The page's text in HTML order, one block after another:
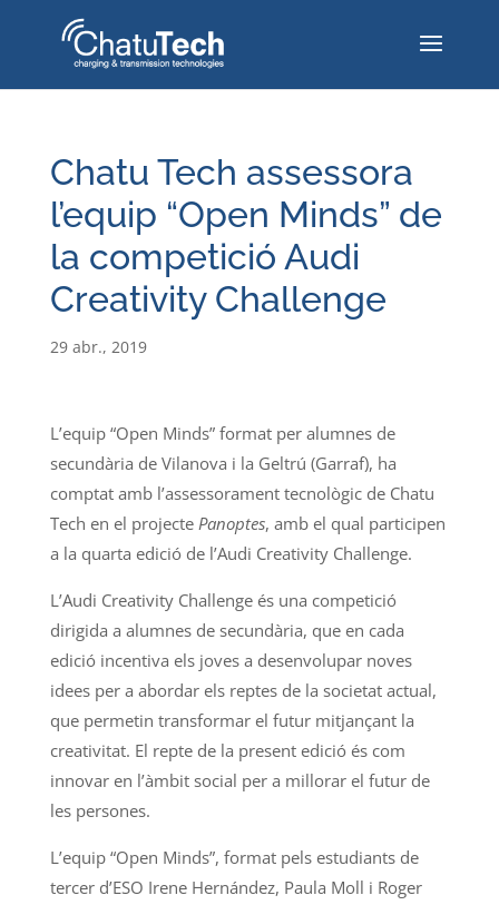
Chatu Tech assessora
l’equip “Open Minds” de
la competició Audi
Creativity Challenge
29 abr., 2019
L’equip “Open Minds” format per alumnes de
secundària de Vilanova i la Geltrú (Garraf), ha
comptat amb l’assessorament tecnològic de Chatu
Tech en el projecte Panoptes, amb el qual participen
a la quarta edició de l’Audi Creativity Challenge.
L’Audi Creativity Challenge és una competició
dirigida a alumnes de secundària, que en cada
edició incentiva els joves a desenvolupar noves
idees per a abordar els reptes de la societat actual,
que permetin transformar el futur mitjançant la
creativitat. El repte de la present edició és com
innovar en l’àmbit social per a millorar el futur de
les persones.
L’equip “Open Minds”, format pels estudiants de
tercer d’ESO Irene Hernández, Paula Moll i Roger